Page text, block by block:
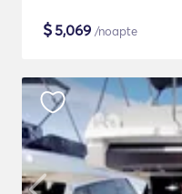
$5,069 /noapte